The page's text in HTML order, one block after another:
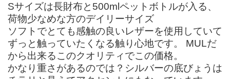
Sサイズは長財布と500mlペットボトルが入る、
荷物少なめな方のデイリーサイズ
ソフトでとても感触の良いレザーを使用していて
ずっと触っていたくなる触り心地です。 MULだ
から出来るこのクオリティでこの価格。
かなり重さがあるのでは？シルバーの底びょうは